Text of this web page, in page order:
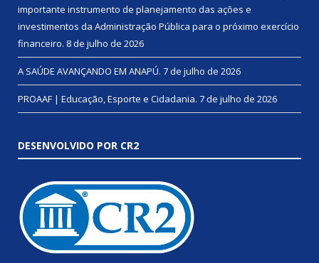
importante instrumento de planejamento das ações e
investimentos da Administração Pública para o próximo exercício
financeiro. 8 de julho de 2026
A SAÚDE AVANÇANDO EM ANAPÚ. 7 de julho de 2026
PROAAF | Educação, Esporte e Cidadania. 7 de julho de 2026
DESENVOLVIDO POR CR2